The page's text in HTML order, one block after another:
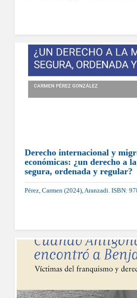
Derecho internacional y
económicas: ¿un derecho a
segura, ordenada y regular?
Pérez, Carmen (2024), Aranzadi. ISBN: